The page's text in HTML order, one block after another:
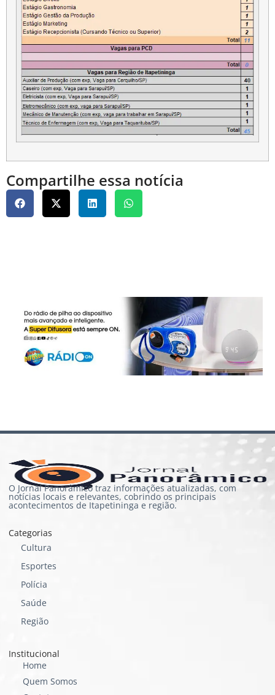
Compartilhe essa notícia
O Jornal Panorâmico traz informações atualizadas, com
notícias locais e relevantes, cobrindo os principais
acontecimentos de Itapetininga e região.
Categorias
Cultura
Esportes
Polícia
Saúde
Região
Institucional
Home
Quem Somos